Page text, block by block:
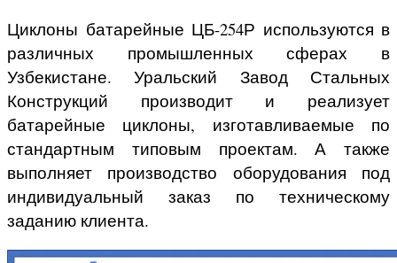
Циклоны батарейные ЦБ-254Р используются в
различных промышленных сферах в
Узбекистане. Уральский Завод Стальных
Конструкций производит и реализует
батарейные циклоны, изготавливаемые по
стандартным типовым проектам. А также
выполняет производство оборудования под
индивидуальный заказ по техническому
заданию клиента.